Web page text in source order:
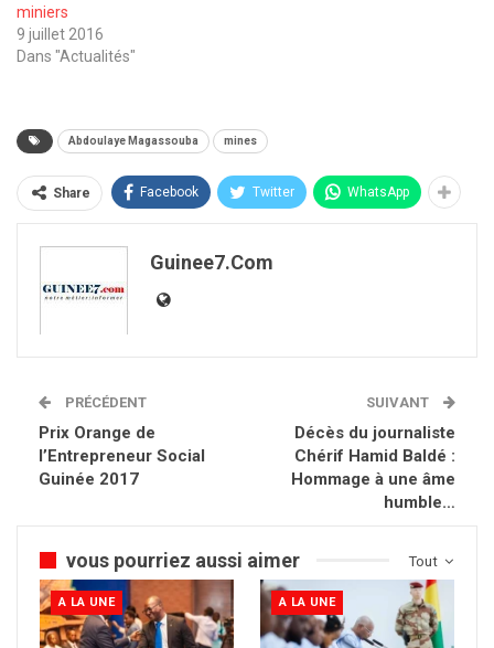
miniers
9 juillet 2016
Dans "Actualités"
Abdoulaye Magassouba mines
Share Facebook Twitter WhatsApp
Guinee7.com
PRÉCÉDENT
Prix Orange de
l’Entrepreneur Social
Guinée 2017
SUIVANT
Décès du journaliste
Chérif Hamid Baldé :
Hommage à une âme
humble…
Tout
vous pourriez aussi aimer
A LA UNE A LA UNE